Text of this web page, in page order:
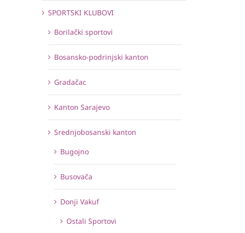
SPORTSKI KLUBOVI
Borilački sportovi
Bosansko-podrinjski kanton
Gradačac
Kanton Sarajevo
Srednjobosanski kanton
Bugojno
Busovača
Donji Vakuf
Ostali Sportovi